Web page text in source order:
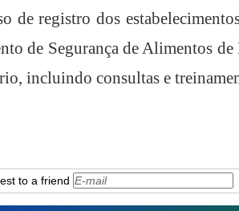
de registro dos
de Segurança de Alimentos
incluindo consultas e
to a friend